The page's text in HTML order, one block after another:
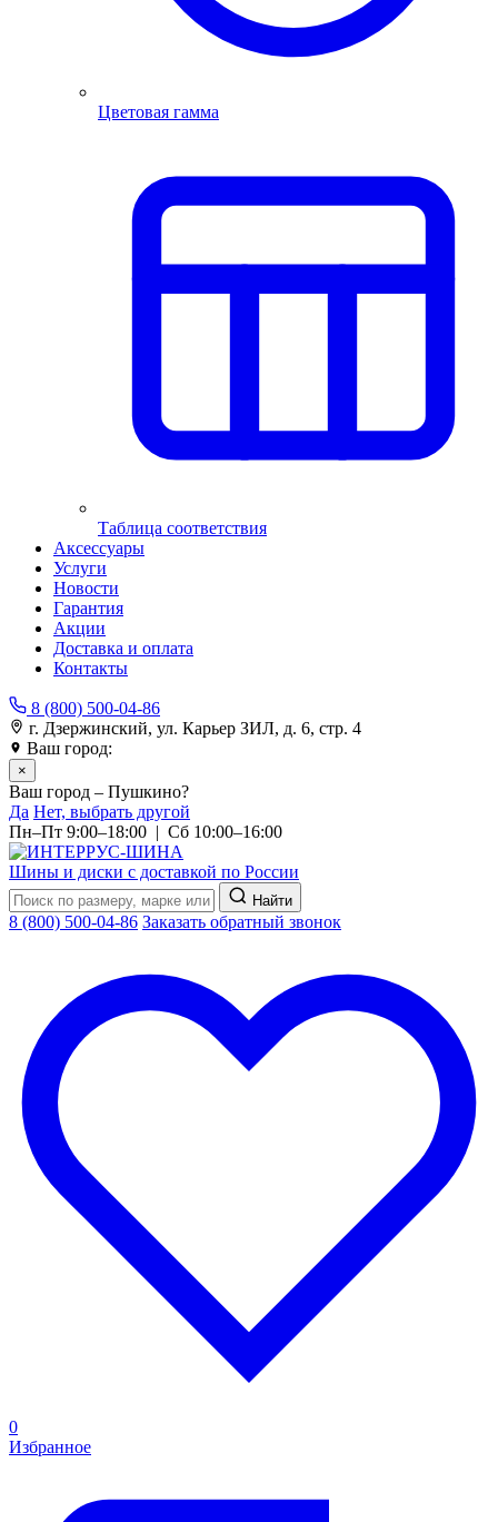
Цветовая гамма
Таблица соответствия
Аксессуары
Услуги
Новости
Гарантия
Акции
Доставка и оплата
Контакты
8 (800) 500-04-86
г. Дзержинский, ул. Карьер ЗИЛ, д. 6, стр. 4
Ваш город:
×
Ваш город – Пушкино?
Да Нет, выбрать другой
Пн–Пт 9:00–18:00 | Сб 10:00–16:00
Шины и диски с доставкой по России
Найти
8 (800) 500-04-86 Заказать обратный звонок
0
Избранное